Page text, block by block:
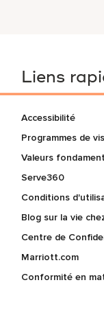
Liens
Accessibilité
Programmes de
Valeurs
Serve360
Conditions
Blog sur la vie
Centre de
Marriott.com
Conformité en